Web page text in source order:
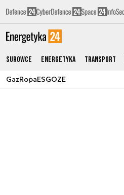
Surowce Energetyka Transport
GazRopaESGOZE